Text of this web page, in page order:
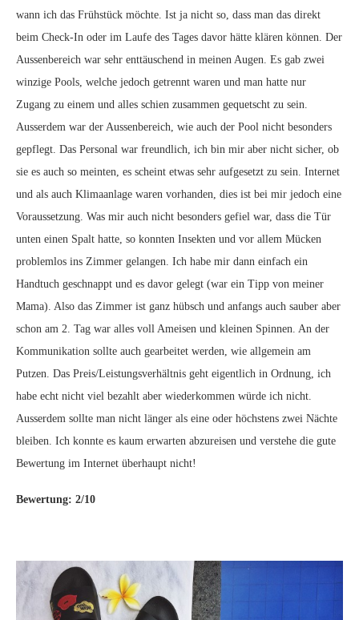
wann ich das Frühstück möchte. Ist ja nicht so, dass man das direkt
beim Check-In oder im Laufe des Tages davor hätte klären können. Der
Aussenbereich war sehr enttäuschend in meinen Augen. Es gab zwei
winzige Pools, welche jedoch getrennt waren und man hatte nur
Zugang zu einem und alles schien zusammen gequetscht zu sein.
Ausserdem war der Aussenbereich, wie auch der Pool nicht besonders
gepflegt. Das Personal war freundlich, ich bin mir aber nicht sicher, ob
sie es auch so meinten, es scheint etwas sehr aufgesetzt zu sein. Internet
und als auch Klimaanlage waren vorhanden, dies ist bei mir jedoch eine
Voraussetzung. Was mir auch nicht besonders gefiel war, dass die Tür
unten einen Spalt hatte, so konnten Insekten und vor allem Mücken
problemlos ins Zimmer gelangen. Ich habe mir dann einfach ein
Handtuch geschnappt und es davor gelegt (war ein Tipp von meiner
Mama). Also das Zimmer ist ganz hübsch und anfangs auch sauber aber
schon am 2. Tag war alles voll Ameisen und kleinen Spinnen. An der
Kommunikation sollte auch gearbeitet werden, wie allgemein am
Putzen. Das Preis/Leistungsverhältnis geht eigentlich in Ordnung, ich
habe echt nicht viel bezahlt aber wiederkommen würde ich nicht.
Ausserdem sollte man nicht länger als eine oder höchstens zwei Nächte
bleiben. Ich konnte es kaum erwarten abzureisen und verstehe die gute
Bewertung im Internet überhaupt nicht!
Bewertung: 2/10